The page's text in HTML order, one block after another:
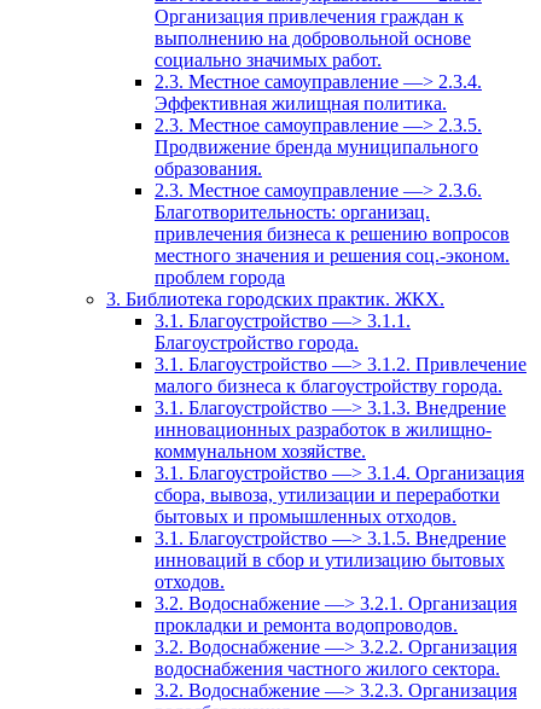
Организация привлечения граждан к
выполнению на добровольной основе
социально значимых работ.
2.3. Местное самоуправление —> 2.3.4.
Эффективная жилищная политика.
2.3. Местное самоуправление —> 2.3.5.
Продвижение бренда муниципального
образования.
2.3. Местное самоуправление —> 2.3.6.
Благотворительность: организац.
привлечения бизнеса к решению вопросов
местного значения и решения соц.-эконом.
проблем города
3. Библиотека городских практик. ЖКХ.
3.1. Благоустройство —> 3.1.1.
Благоустройство города.
3.1. Благоустройство —> 3.1.2. Привлечение
малого бизнеса к благоустройству города.
3.1. Благоустройство —> 3.1.3. Внедрение
инновационных разработок в жилищно-
коммунальном хозяйстве.
3.1. Благоустройство —> 3.1.4. Организация
сбора, вывоза, утилизации и переработки
бытовых и промышленных отходов.
3.1. Благоустройство —> 3.1.5. Внедрение
инноваций в сбор и утилизацию бытовых
отходов.
3.2. Водоснабжение —> 3.2.1. Организация
прокладки и ремонта водопроводов.
3.2. Водоснабжение —> 3.2.2. Организация
водоснабжения частного жилого сектора.
3.2. Водоснабжение —> 3.2.3. Организация